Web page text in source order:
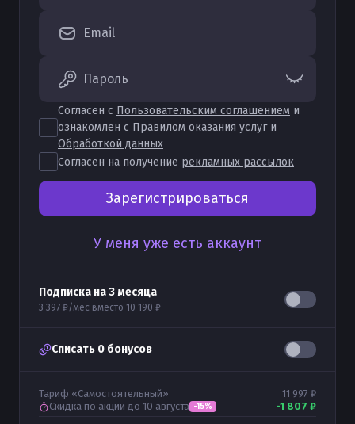
Email
Пароль
Согласен с Пользовательским соглашением и
ознакомлен с Правилом оказания услуг и
Обработкой данных
Согласен на получение рекламных рассылок
Зарегистрироваться
У меня уже есть аккаунт
Подписка на3месяца
3 397 ₽/мес вместо 10 190 ₽
Списать 0 бонусов
Тариф «Самостоятельный»
11 997 ₽
Скидка по акции до 10 августа -15% -1 807 ₽